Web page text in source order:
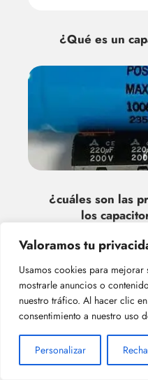
Valoramos tu
Usamos cookies para
mostrarle anuncios o
nuestro tráfico. Al hacer clic
consentimiento a nuestro uso
Personalizar
¿Qué es un
¿cuáles son las
los
Deja una respuesta